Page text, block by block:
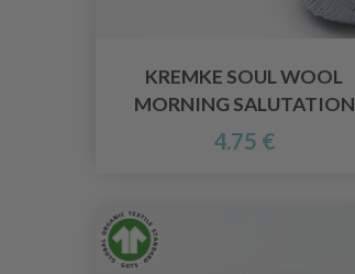
KREMKE SOUL WOOL
MORNING SALUTATION
4.75 €